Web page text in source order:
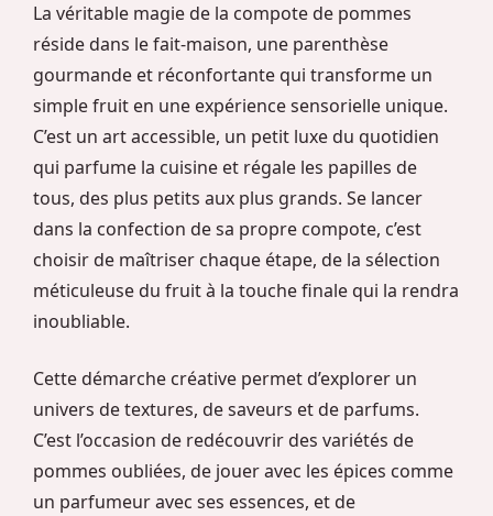
La véritable magie de la compote de pommes
réside dans le fait-maison, une parenthèse
gourmande et réconfortante qui transforme un
simple fruit en une expérience sensorielle unique.
C’est un art accessible, un petit luxe du quotidien
qui parfume la cuisine et régale les papilles de
tous, des plus petits aux plus grands. Se lancer
dans la confection de sa propre compote, c’est
choisir de maîtriser chaque étape, de la sélection
méticuleuse du fruit à la touche finale qui la rendra
inoubliable.
Cette démarche créative permet d’explorer un
univers de textures, de saveurs et de parfums.
C’est l’occasion de redécouvrir des variétés de
pommes oubliées, de jouer avec les épices comme
un parfumeur avec ses essences, et de